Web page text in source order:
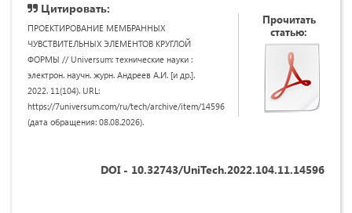
Цитировать:
ПРОЕКТИРОВАНИЕ МЕМБРАННЫХ
ЧУВСТВИТЕЛЬНЫХ ЭЛЕМЕНТОВ КРУГЛОЙ
ФОРМЫ // Universum: технические науки :
электрон. научн. журн. Андреев А.И. [и др.].
2022. 11(104). URL:
https://7universum.com/ru/tech/archive/item/14596
(дата обращения: 08.08.2026).
Прочитать
статью:
DOI - 10.32743/UniTech.2022.104.11.14596